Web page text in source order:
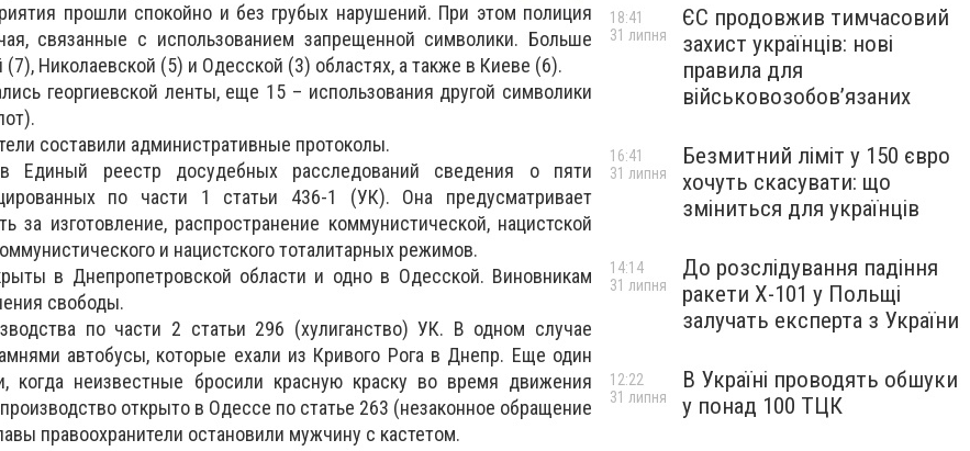
прошли спокойно и без грубых нарушений. При этом полиция
связанные с использованием запрещенной символики. Больше
Николаевской (5) и Одесской (3) областях, а также в Киеве (6).
георгиевской ленты, еще 15 – использования другой символики
составили административные протоколы.
Единый реестр досудебных расследований сведения о пяти
по части 1 статьи 436-1 (УК). Она предусматривает
за изготовление, распространение коммунистической, нацистской
и нацистского тоталитарных режимов.
в Днепропетровской области и одно в Одесской. Виновникам
свободы.
по части 2 статьи 296 (хулиганство) УК. В одном случае
автобусы, которые ехали из Кривого Рога в Днепр. Еще один
когда неизвестные бросили красную краску во время движения
открыто в Одессе по статье 263 (незаконное обращение
правоохранители остановили мужчину с кастетом.
ЄС продовжив тимчасовий
захист українців: нові
правила для
військовозобов’язаних
18:41
31 липня
Безмитний ліміт у 150 євро
хочуть скасувати: що
зміниться для українців
16:41
31 липня
До розслідування падіння
ракети Х-101 у Польщі
залучать експерта з України
14:14
31 липня
В Україні проводять обшуки
у понад 100 ТЦК
12:22
31 липня